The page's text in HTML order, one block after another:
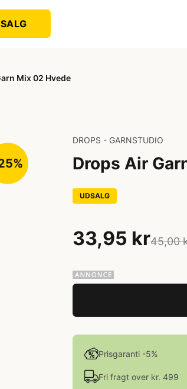
Mix 02 Hvede
DROPS - GARNSTUDIO
Drops Air
UDSALG
33,95 kr45,00
Prisgaranti -5%
Fri fragt over kr. 499